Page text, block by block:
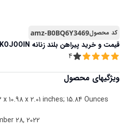
کد محصولamz-B0BQ6Y3469
قیمت و خرید پیراهن بلند زنانه KOJOOIN
4
ویژگیهای محصول
x 10.98 x 2.01 inches; 15.84 Ounces
28, 2022